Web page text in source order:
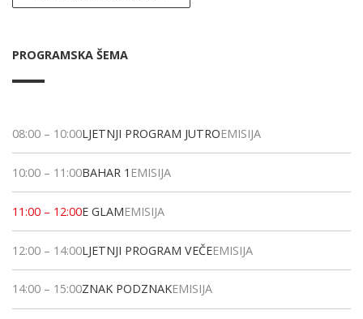
PROGRAMSKA ŠEMA
08:00 – 10:00LJETNJI PROGRAM JUTROEMISIJA
10:00 – 11:00BAHAR 1 EMISIJA
11:00 – 12:00E GLAMEMISIJA
12:00 – 14:00LJETNJI PROGRAM VEČEEMISIJA
14:00 – 15:00ZNAK PODZNAKEMISIJA